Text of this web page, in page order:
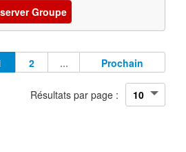
Groupe
2 ... Prochain
Résultats par page :